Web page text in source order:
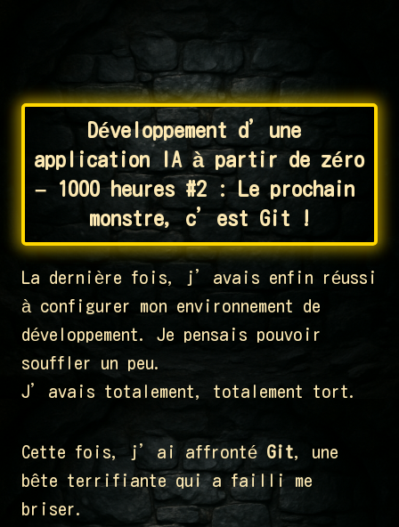
Développement d’une
application IA à partir de zéro
– 1000 heures #2 : Le prochain
monstre, c’est Git !
La dernière fois, j’avais enfin réussi
à configurer mon environnement de
développement. Je pensais pouvoir
souffler un peu.
J’avais totalement, totalement tort.
Cette fois, j’ai affronté Git, une
bête terrifiante qui a failli me
briser.